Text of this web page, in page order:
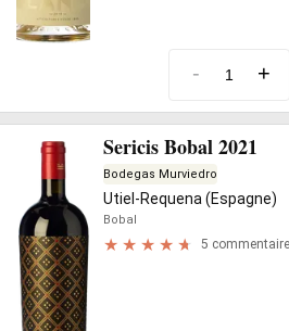
- +
Sericis Bobal 2021
Bodegas Murviedro
Utiel-Requena (Espagne)
Bobal
5